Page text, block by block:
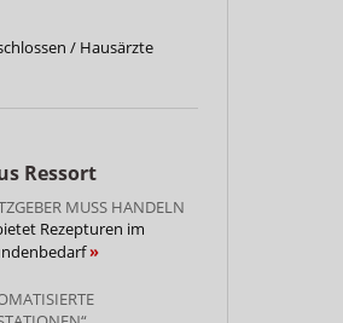
/ Hausärzte
Ressort
MUSS HANDELN
Rezepturen im